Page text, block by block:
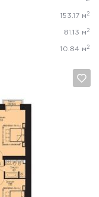
153.17 м 2
81.13 м 2
10.84 м 2